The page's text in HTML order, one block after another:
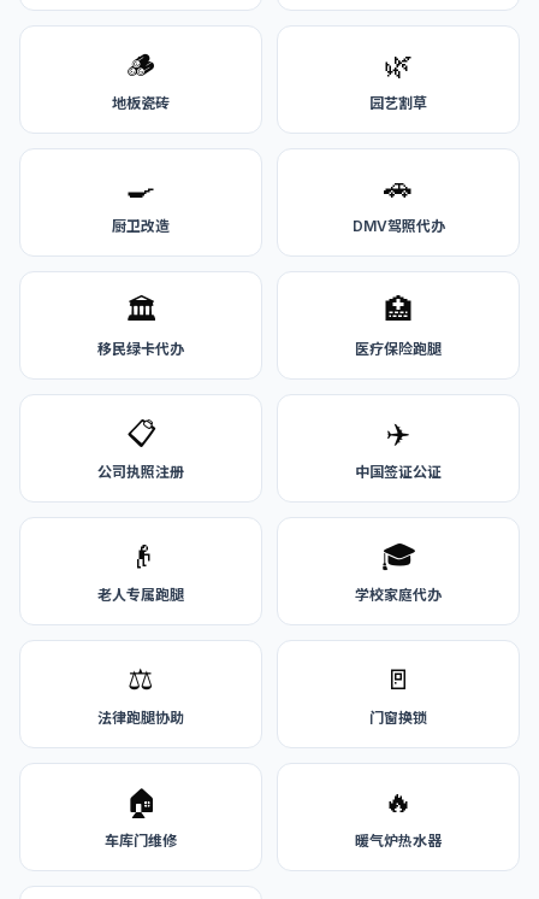
🪵
地板瓷砖
🌿
园艺割草
🍳
厨卫改造
🚗
DMV驾照代办
🏛️
移民绿卡代办
🏥
医疗保险跑腿
📋
公司执照注册
✈️
中国签证公证
👴
老人专属跑腿
🎓
学校家庭代办
⚖️
法律跑腿协助
🚪
门窗换锁
🏠
车库门维修
🔥
暖气炉热水器